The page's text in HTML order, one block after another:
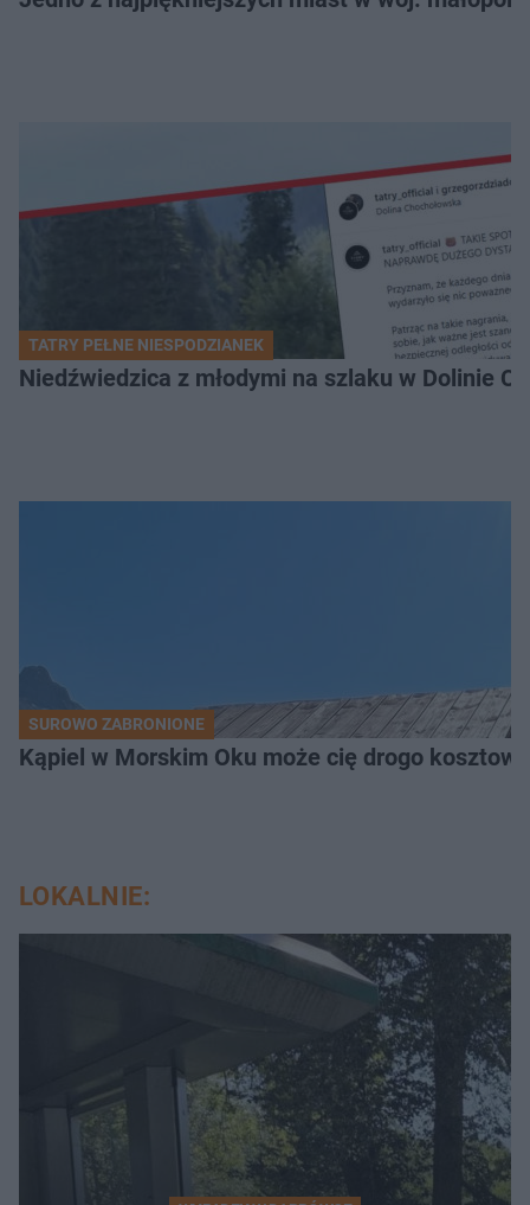
TATRY PEŁNE NIESPODZIANEK
Niedźwiedzica z młodymi na szlaku w Dolinie
SUROWO ZABRONIONE
Kąpiel w Morskim Oku może cię drogo
LOKALNIE: